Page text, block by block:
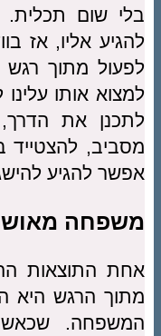
בלי שום
להגיע אליו, אז
לפעול מתוך רגש
למצוא אותו
לתכנן את
מסביב, להצטייד
אפשר להגיע
משפחה
אחת התוצאות
מתוך הרגש היא
המשפחה.